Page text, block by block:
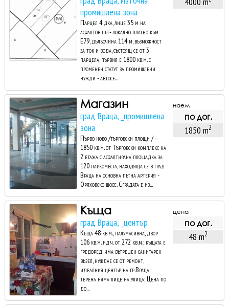
промишлена зона
Парцел 4 дка, лице 35 м на
асфалтов път- локално платно към
Е79, дълбочина 114 м, възможност
за ток и вода, състоящ се от 3
парцела, първия е 1800 кв.м. с
променен статут за промишлени
нужди - автосе...
Магазин
град Враца, _промишлена
зона
Първо ново /търговски площи / -
1850 кв.м. от Търговски комплекс на
2 етажа с асфалтирана площадка за
120 паркоместа, находяща се в град
Враца на основна пътна артерия -
Оряховско шосе. Сградата е из...
наем
по дог.
1850 m2
Къща
град Враца, _център
Къща 48 кв.м., палумасивна, двор
106 кв.м. ид.ч. от 272 кв.м.; къщата е
гредоред, има вътрешен санитарен
възел, нуждае се от ремонт,
идеалния център на гр.Враца;
терена няма лице на улица; Цена по
до...
цена
по дог.
48 m2